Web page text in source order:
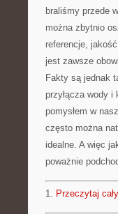
braliśmy przede
można zbytnio
referencje,
jest zawsze
Fakty są jednak
przyłącza wody i
pomysłem w
często można
idealne. A więc
poważnie
1. Przeczytaj